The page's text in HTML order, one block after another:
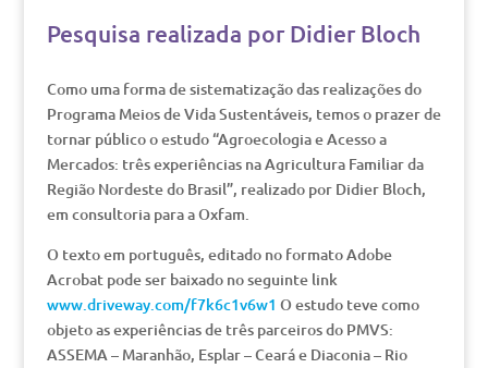
Pesquisa realizada por Didier Bloch
Como uma forma de sistematização das realizações do
Programa Meios de Vida Sustentáveis, temos o prazer de
tornar público o estudo “Agroecologia e Acesso a
Mercados: três experiências na Agricultura Familiar da
Região Nordeste do Brasil”, realizado por Didier Bloch,
em consultoria para a Oxfam.
O texto em português, editado no formato Adobe
Acrobat pode ser baixado no seguinte link
www.driveway.com/f7k6c1v6w1 O estudo teve como
objeto as experiências de três parceiros do PMVS:
ASSEMA – Maranhão, Esplar – Ceará e Diaconia – Rio